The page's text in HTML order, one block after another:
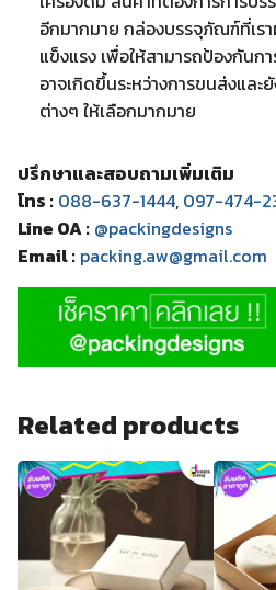
อีกมากมาย กล่องบรรจุภัณฑ์ที่เ
แข็งแรง เพื่อให้สามารถป้องกันก
อาจเกิดขึ้นระหว่างการขนส่งแล
ต่างๆ ให้เลือกมากมาย
ปรึกษาและสอบถามเพิ่มเติม
โทร : 088-637-1444, 097-474-
Line OA : @packingdesigns
Email : packing.aw@gmail.com
Related products